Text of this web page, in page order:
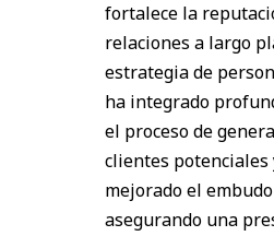
fortalece la
relaciones a largo
estrategia de
ha integrado
el proceso de
clientes potenciales
mejorado el
asegurando una